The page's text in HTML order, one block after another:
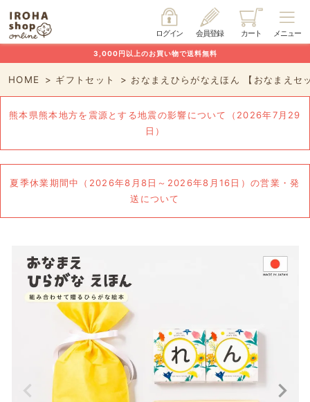
メニュー
カート
会員登録
ログイン
3,000円以上のお買い物で送料無料
HOME ギフトセット おなまえひらがなえほん 【おなまえセ
熊本県熊本地方を震源とする地震の影響について（2026年7月29
日）
夏季休業期間中（2026年8月8日～2026年8月16日）の営業・発
送について